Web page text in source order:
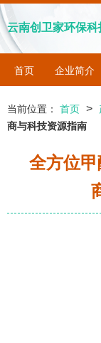
云南创卫家环保科
首页 企业简介
当前位置： 首页 >
商与科技资源指南
全方位